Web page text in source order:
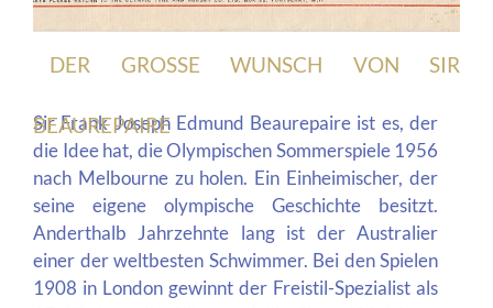
DER GROSSE WUNSCH VON SIR B
EAUREPAIRE
Sir Frank Joseph Edmund Beaurepaire ist es, der
die Idee hat, die Olympischen Sommerspiele 1956
nach Melbourne zu holen. Ein Einheimischer, der
seine eigene olympische Geschichte besitzt.
Anderthalb Jahrzehnte lang ist der Australier
einer der weltbesten Schwimmer. Bei den Spielen
1908 in London gewinnt der Freistil-Spezialist als